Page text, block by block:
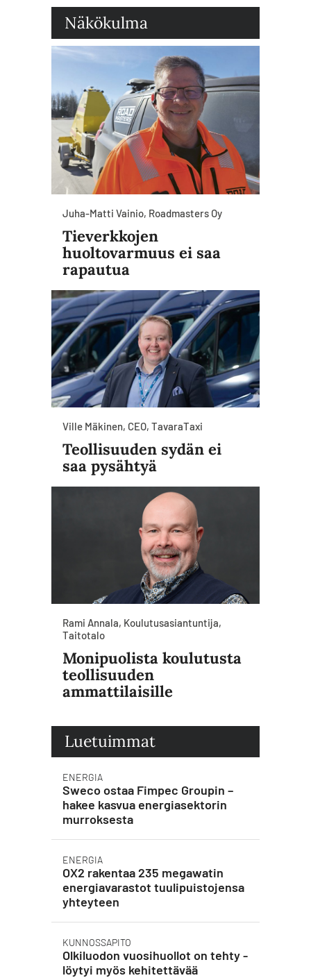
Näkökulma
Juha-Matti Vainio, Roadmasters Oy
Tieverkkojen
huoltovarmuus ei saa
rapautua
Ville Mäkinen, CEO, TavaraTaxi
Teollisuuden sydän ei
saa pysähtyä
Rami Annala, Koulutusasiantuntija,
Taitotalo
Monipuolista koulutusta
teollisuuden
ammattilaisille
Luetuimmat
ENERGIA
Sweco ostaa Fimpec Groupin –
hakee kasvua energiasektorin
murroksesta
ENERGIA
OX2 rakentaa 235 megawatin
energiavarastot tuulipuistojensa
yhteyteen
KUNNOSSAPITO
Olkiluodon vuosihuollot on tehty -
löytyi myös kehitettävää